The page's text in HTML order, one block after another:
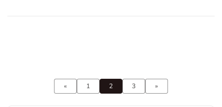
« 1 2 3 »